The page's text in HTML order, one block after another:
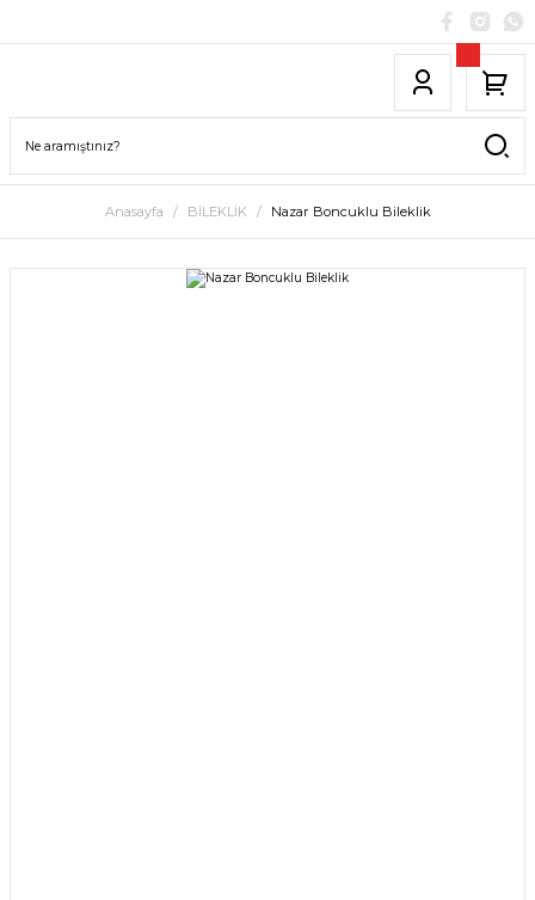
Anasayfa BİLEKLİK Nazar Boncuklu Bileklik